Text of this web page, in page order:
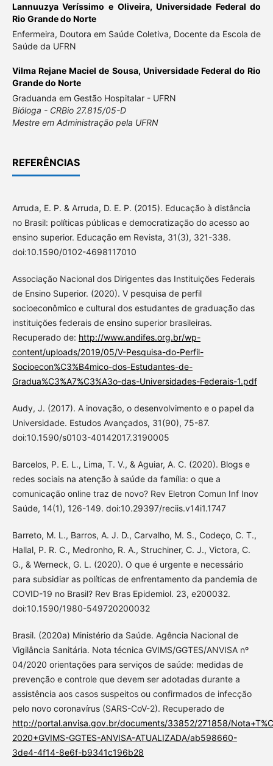
Lannuuzya Veríssimo e Oliveira,Universidade Federal do
Rio Grande do Norte
Enfermeira, Doutora em Saúde Coletiva, Docente da Escola de
Saúde da UFRN
Vilma Rejane Maciel de Sousa, Universidade Federal do Rio
Grande do Norte
Graduanda em Gestão Hospitalar - UFRN
Bióloga - CRBio 27.815/05-D
Mestre em Administração pela UFRN
REFERÊNCIAS
Arruda, E. P. & Arruda, D. E. P. (2015). Educação à distância
no Brasil: políticas públicas e democratização do acesso ao
ensino superior. Educação em Revista, 31(3), 321-338.
doi:10.1590/0102-4698117010
Associação Nacional dos Dirigentes das Instituições Federais
de Ensino Superior. (2020). V pesquisa de perfil
socioeconômico e cultural dos estudantes de graduação das
instituições federais de ensino superior brasileiras.
Recuperado de: http://www.andifes.org.br/wp-
content/uploads/2019/05/V-Pesquisa-do-Perfil-
Socioecon%C3%B4mico-dos-Estudantes-de-
Gradua%C3%A7%C3%A3o-das-Universidades-Federais-1.pdf
Audy, J. (2017). A inovação, o desenvolvimento e o papel da
Universidade. Estudos Avançados, 31(90), 75-87.
doi:10.1590/s0103-40142017.3190005
Barcelos, P. E. L., Lima, T. V., & Aguiar, A. C. (2020). Blogs e
redes sociais na atenção à saúde da família: o que a
comunicação online traz de novo? Rev Eletron Comun Inf Inov
Saúde, 14(1), 126-149. doi:10.29397/reciis.v14i1.1747
Barreto, M. L., Barros, A. J. D., Carvalho, M. S., Codeço, C. T.,
Hallal, P. R. C., Medronho, R. A., Struchiner, C. J., Victora, C.
G., & Werneck, G. L. (2020). O que é urgente e necessário
para subsidiar as políticas de enfrentamento da pandemia de
COVID-19 no Brasil? Rev Bras Epidemiol. 23, e200032.
doi:10.1590/1980-549720200032
Brasil. (2020a) Ministério da Saúde. Agência Nacional de
Vigilância Sanitária. Nota técnica GVIMS/GGTES/ANVISA nº
04/2020 orientações para serviços de saúde: medidas de
prevenção e controle que devem ser adotadas durante a
assistência aos casos suspeitos ou confirmados de infecção
pelo novo coronavírus (SARS-CoV-2). Recuperado de
http://portal.anvisa.gov.br/documents/33852/271858/
2020+GVIMS-GGTES-ANVISA-ATUALIZADA/ab598660-
3de4-4f14-8e6f-b9341c196b28